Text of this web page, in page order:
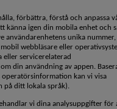
förbättra, förstå och anpassa
känna igen din mobila enhet och
unika nummer,
webbläsare eller
eller servicerelaterad
din användning av appen.
operatörsinformation kan vi visa
på ditt lokala språk).
vi dina analysuppgifter för